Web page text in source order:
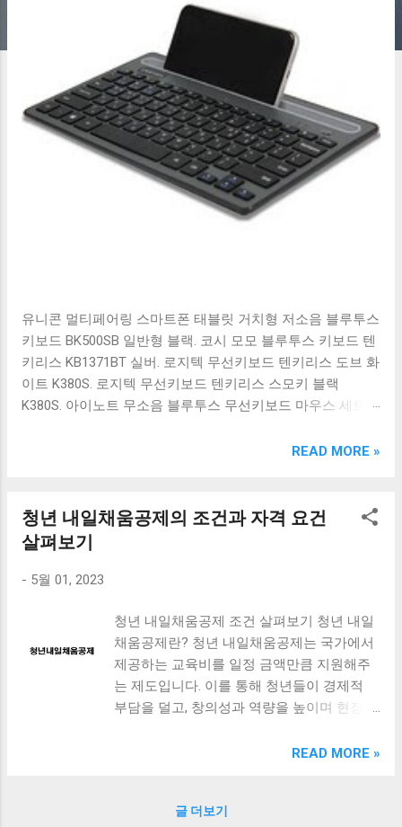
유니콘 멀티페어링 스마트폰 태블릿 거치형 저소음 블루투스
키보드 BK500SB 일반형 블랙. 코시 모모 블루투스 키보드 텐
키리스 KB1371BT 실버. 로지텍 무선키보드 텐키리스 도브 화
이트 K380S. 로지텍 무선키보드 텐키리스 스모키 블랙
K380S. 아이노트 무소음 블루투스 무선키보드 마우스 세트
OABTKBDA 퓨어 화이트. 코시 베이직 블루투스 키보드
랙. 큐센 멤브레인 무선 키보드 블랙 K1000 일반형 블루투스
키보드 구매를 고려하실 때, 추가 할인 혜택을 놓치지 마세요.
다양한 할인 혜택과 빠른배송 혜택을 놓치지 않도록 먼저 확
인해보세요. 추가할인 확인하기 상품 하나를 사더라도 종류
루투스키보드 같은 상품을 고를 때는 더 고민이 많을 수 밖에
없습니다. 다양한 상품들을 상세스펙 과 가격 을 꼼꼼히 비교
해서 구매하실 수 있도록 순위 추천 해드릴게요. 특가상품 보
러가기 추천상품 Best 유니콘 멀티페어링 스마트폰 태블릿
거치형 저소음 블루투스 키보드, BK-500SB, 일반형, 블랙 유
READ MORE »
청년 내일채움공제의 조건과 자격 요건
살펴보기
- 5월 01, 2023
청년 내일채움공제 조건 살펴보기 청년 내일
채움공제란? 청년 내일채움공제는 국가에서
제공하는 교육비를 일정 금액만큼 지원해주
는 제도입니다. 이를 통해 청년들이 경제적
부담을 덜고, 창의성과 역량을 높이며 현장
득할 수 있습니다. 청년 내일채움공제의 자격
이후 5년 이내의 취업자 지난 1년 내에 근무
READ MORE »
글 더보기